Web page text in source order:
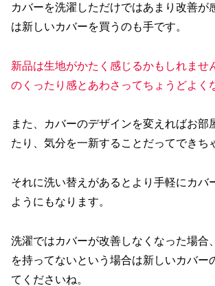
カバーを洗濯しただけではあまり改善が
は新しいカバーを買うのも手です。
新品は生地がかたく感じるかもしれませ
のくったり感とあわさってちょうどよく
また、カバーのデザインを変えればお部
たり、気分を一新することだってできち
それに洗い替えがあるとより手軽にカバ
ようにもなります。
洗濯ではカバーが改善しなくなった場合
を持ってないという場合は新しいカバー
てくださいね。